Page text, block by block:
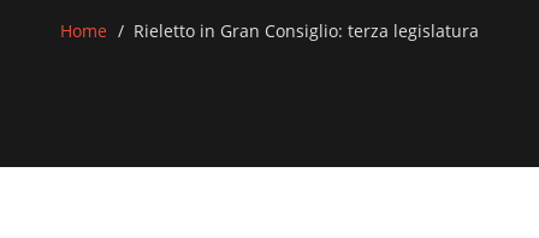
Home Rieletto in Gran Consiglio: terza legislatura